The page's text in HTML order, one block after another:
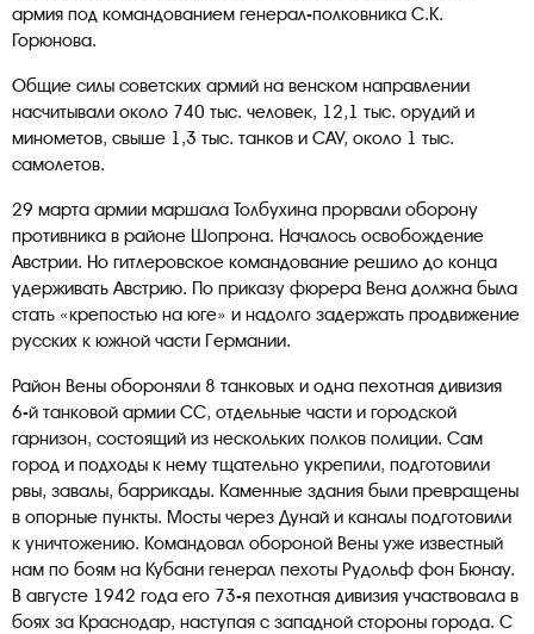
армия под командованием генерал-полковника С.К.
Горюнова.
Общие силы советских армий на венском направлении
насчитывали около 740 тыс. человек, 12,1 тыс. орудий и
минометов, свыше 1,3 тыс. танков и САУ, около 1 тыс.
самолетов.
29 марта армии маршала Толбухина прорвали оборону
противника в районе Шопрона. Началось освобождение
Австрии. Но гитлеровское командование решило до конца
удерживать Австрию. По приказу фюрера Вена должна была
стать «крепостью на юге» и надолго задержать продвижение
русских к южной части Германии.
Район Вены обороняли 8 танковых и одна пехотная дивизия
6-й танковой армии СС, отдельные части и городской
гарнизон, состоящий из нескольких полков полиции. Сам
город и подходы к нему тщательно укрепили, подготовили
рвы, завалы, баррикады. Каменные здания были превращены
в опорные пункты. Мосты через Дунай и каналы подготовили
к уничтожению. Командовал обороной Вены уже известный
нам по боям на Кубани генерал пехоты Рудольф фон Бюнау.
В августе 1942 года его 73-я пехотная дивизия участвовала в
боях за Краснодар, наступая с западной стороны города. С